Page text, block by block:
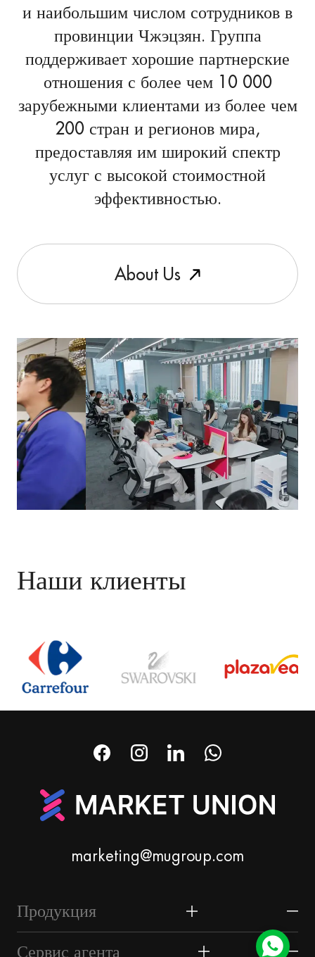
и наибольшим числом сотрудников в
провинции Чжэцзян. Группа
поддерживает хорошие партнерские
отношения с более чем 10 000
зарубежными клиентами из более чем
200 стран и регионов мира,
предоставляя им широкий спектр
услуг с высокой стоимостной
эффективностью.
About Us
Наши клиенты
marketing@mugroup.com
Продукция
Дом и сад
Сервис агента